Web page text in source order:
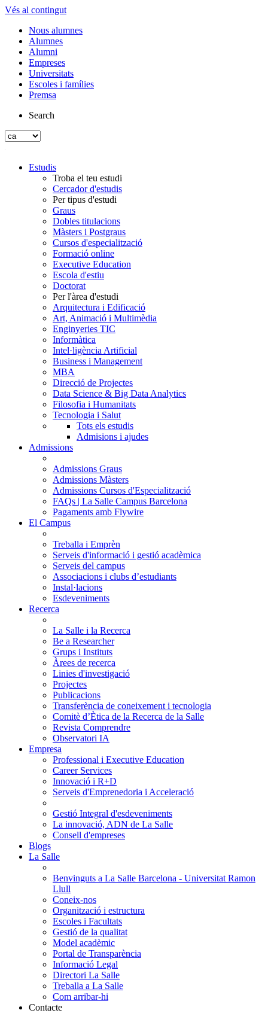
Vés al contingut
Nous alumnes
Alumnes
Alumni
Empreses
Universitats
Escoles i famílies
Premsa
Search
Estudis
Troba el teu estudi
Cercador d'estudis
Per tipus d'estudi
Graus
Dobles titulacions
Màsters i Postgraus
Cursos d'especialització
Formació online
Executive Education
Escola d'estiu
Doctorat
Per l'àrea d'estudi
Arquitectura i Edificació
Art, Animació i Multimèdia
Enginyeries TIC
Informàtica
Intel·ligència Artificial
Business i Management
MBA
Direcció de Projectes
Data Science & Big Data Analytics
Filosofia i Humanitats
Tecnologia i Salut
Tots els estudis
Admisions i ajudes
Admissions
Admissions Graus
Admissions Màsters
Admissions Cursos d'Especialització
FAQs | La Salle Campus Barcelona
Pagaments amb Flywire
El Campus
Treballa i Emprèn
Serveis d'informació i gestió acadèmica
Serveis del campus
Associacions i clubs d’estudiants
Instal·lacions
Esdeveniments
Recerca
La Salle i la Recerca
Be a Researcher
Grups i Instituts
Àrees de recerca
Linies d'investigació
Projectes
Publicacions
Transferència de coneixement i tecnologia
Comitè d’Ètica de la Recerca de la Salle
Revista Comprendre
Observatori IA
Empresa
Professional i Executive Education
Career Services
Innovació i R+D
Serveis d'Emprenedoria i Acceleració
Gestió Integral d'esdeveniments
La innovació, ADN de La Salle
Consell d'empreses
Blogs
La Salle
Benvinguts a La Salle Barcelona - Universitat Ramon
Llull
Coneix-nos
Organització i estructura
Escoles i Facultats
Gestió de la qualitat
Model acadèmic
Portal de Transparència
Informació Legal
Directori La Salle
Treballa a La Salle
Com arribar-hi
Contacte